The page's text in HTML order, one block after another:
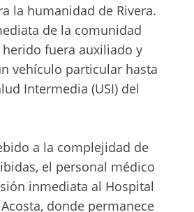
la humanidad de Rivera.
de la comunidad
fuera auxiliado y
vehículo particular hasta
Intermedia (USI) del
a la complejidad de
el personal médico
inmediata al Hospital
donde permanece